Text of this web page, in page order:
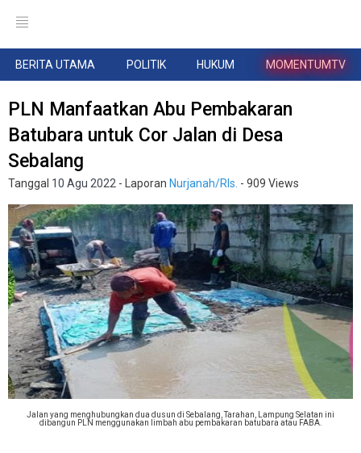
BERITA UTAMA POLITIK HUKUM MOMENTUMTV
PLN Manfaatkan Abu Pembakaran
Batubara untuk Cor Jalan di Desa
Sebalang
Tanggal 10 Agu 2022 - Laporan Nurjanah/Rls. - 909 Views
Jalan yang menghubungkan dua dusun di Sebalang, Tarahan, Lampung Selatan ini
dibangun PLN menggunakan limbah abu pembakaran batubara atau FABA.